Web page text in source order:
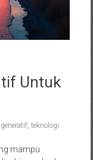
Untuk
generatif, teknologi
mampu